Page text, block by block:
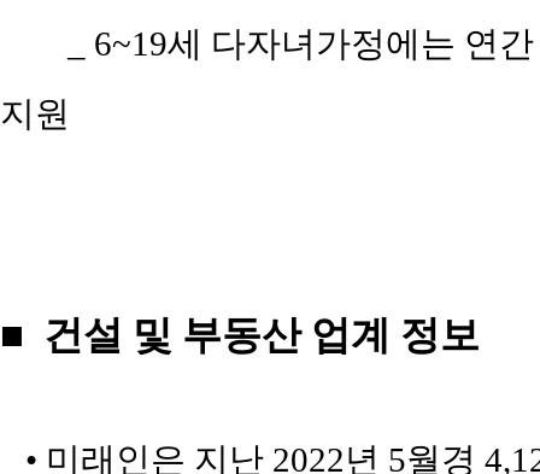
_ 6~19세 다자녀가정에는 연
지원
■ 건설 및 부동산 업계 정보
• 미래인은 지난 2022년 5월경